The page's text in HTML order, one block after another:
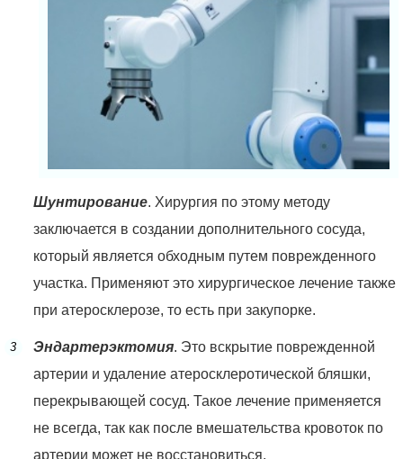
Шунтирование. Хирургия по этому методу
заключается в создании дополнительного сосуда,
который является обходным путем поврежденного
участка. Применяют это хирургическое лечение также
при атеросклерозе, то есть при закупорке.
Эндартерэктомия. Это вскрытие поврежденной
артерии и удаление атеросклеротической бляшки,
перекрывающей сосуд. Такое лечение применяется
не всегда, так как после вмешательства кровоток по
артерии может не восстановиться.